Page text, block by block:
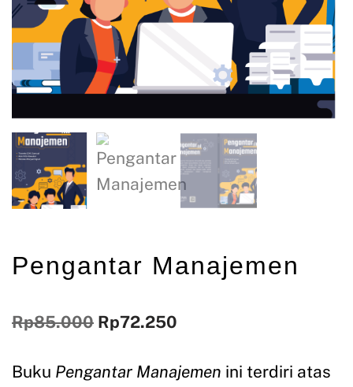
Pengantar Manajemen
Rp85.000 Rp72.250
Buku Pengantar Manajemen ini terdiri atas